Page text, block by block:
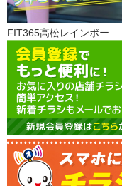
FIT365高松レインボー